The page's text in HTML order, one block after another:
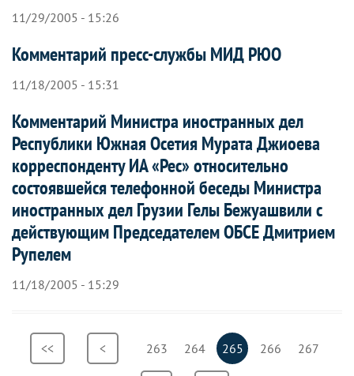
11/29/2005 - 15:26
Комментарий пресс-службы МИД РЮО
11/18/2005 - 15:31
Комментарий Министра иностранных дел
Республики Южная Осетия Мурата Джиоева
корреспонденту ИА «Рес» относительно
состоявшейся телефонной беседы Министра
иностранных дел Грузии Гелы Бежуашвили с
действующим Председателем ОБСЕ Дмитрием
Рупелем
11/18/2005 - 15:29
Нумерация
страниц
Первая
<<
Предыдущая
< Страница
263 Страница
264
Текущая
265 Страница
266 Страница
267